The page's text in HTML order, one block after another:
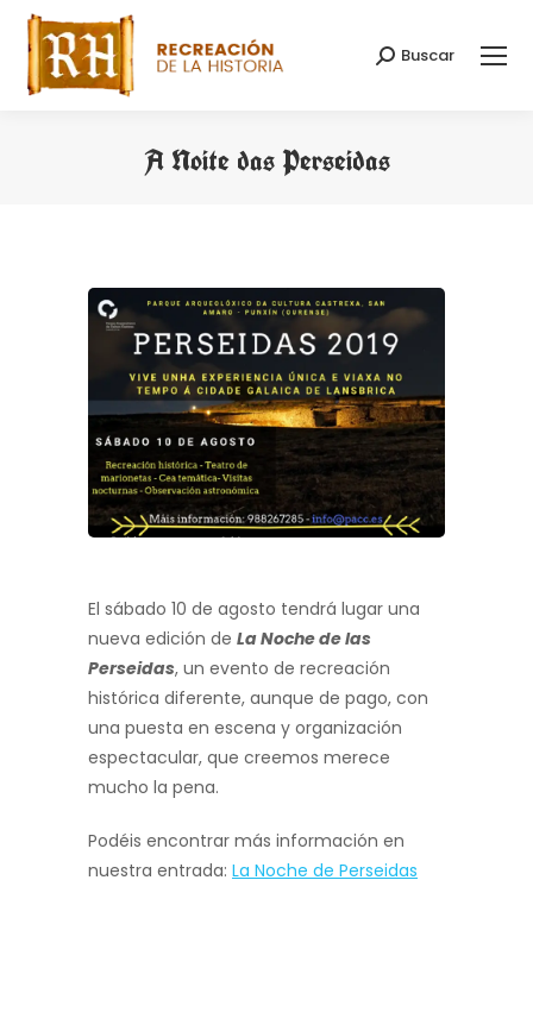
Buscar:
Buscar
A Noite das Perseidas
El sábado 10 de agosto tendrá lugar una
nueva edición de La Noche de las
Perseidas, un evento de recreación
histórica diferente, aunque de pago, con
una puesta en escena y organización
espectacular, que creemos merece
mucho la pena.
Podéis encontrar más información en
nuestra entrada: La Noche de Perseidas